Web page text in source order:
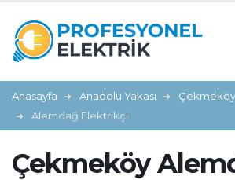
Anasayfa Anadolu Yakası
Alemdağ Elektrikçi
Çekmeköy